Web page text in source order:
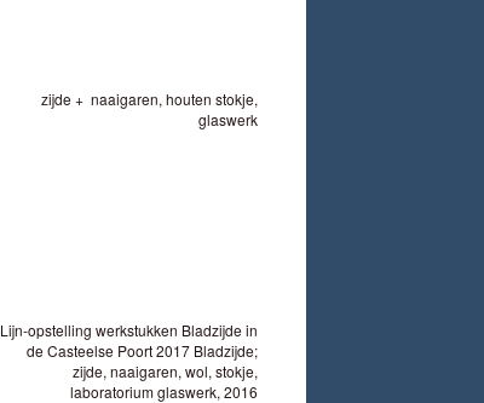
zijde + naaigaren, houten stokje,
glaswerk
Lijn-opstelling werkstukken Bladzijde in
de Casteelse Poort 2017 Bladzijde;
zijde, naaigaren, wol, stokje,
laboratorium glaswerk, 2016